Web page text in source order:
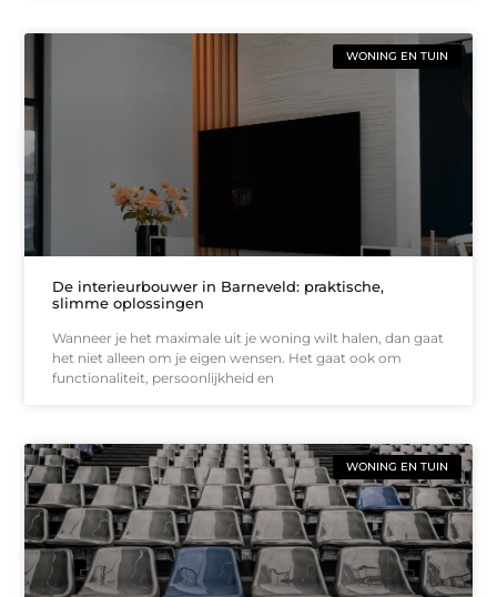
WONING EN TUIN
De interieurbouwer in Barneveld: praktische,
slimme oplossingen
Wanneer je het maximale uit je woning wilt halen, dan gaat
het niet alleen om je eigen wensen. Het gaat ook om
functionaliteit, persoonlijkheid en
WONING EN TUIN